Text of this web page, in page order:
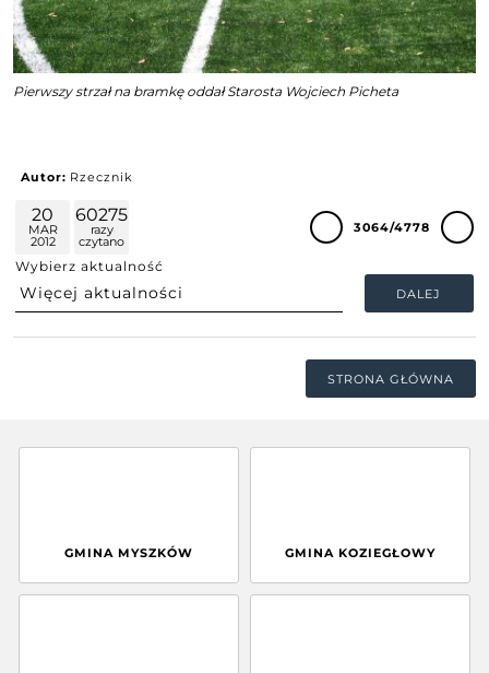
Pierwszy strzał na bramkę oddał Starosta Wojciech Picheta
Autor: Rzecznik
20
MAR
2012
60275
razy
czytano
Wybierz aktualność
DALEJ
3064/4778
STRONA GŁÓWNA
GMINA MYSZKÓW GMINA KOZIEGŁOWY